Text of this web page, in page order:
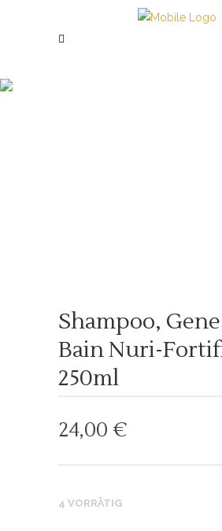
Shampoo,
Bain Nuri-
250ml
24,00 €
4 VORRÄTIG